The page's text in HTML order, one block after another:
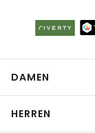
DAMEN
HERREN